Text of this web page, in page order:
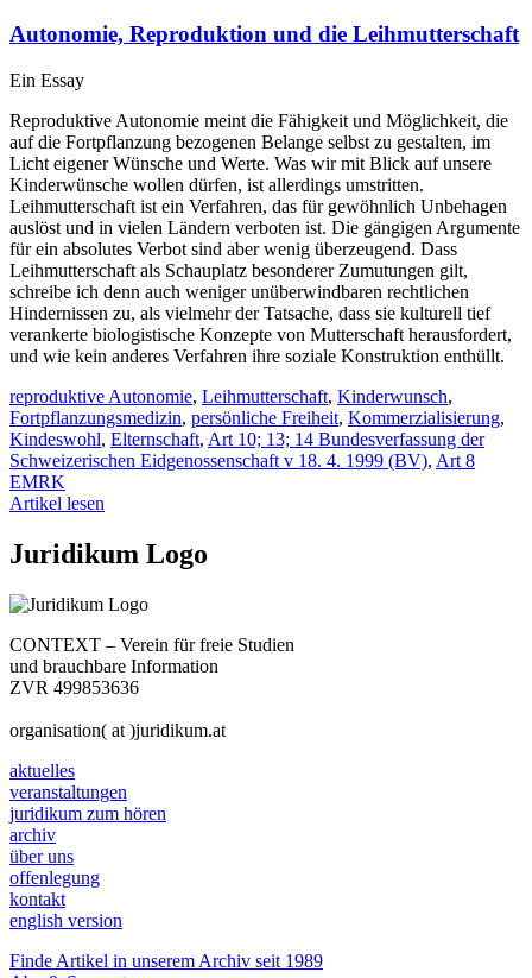
Autonomie, Reproduktion und die Leihmutterschaft
Ein Essay
Reproduktive Autonomie meint die Fähigkeit und Möglichkeit, die
auf die Fortpflanzung bezogenen Belange selbst zu gestalten, im
Licht eigener Wünsche und Werte. Was wir mit Blick auf unsere
Kinderwünsche wollen dürfen, ist allerdings umstritten.
Leihmutterschaft ist ein Verfahren, das für gewöhnlich Unbehagen
auslöst und in vielen Ländern verboten ist. Die gängigen Argumente
für ein absolutes Verbot sind aber wenig überzeugend. Dass
Leihmutterschaft als Schauplatz besonderer Zumutungen gilt,
schreibe ich denn auch weniger unüberwindbaren rechtlichen
Hindernissen zu, als vielmehr der Tatsache, dass sie kulturell tief
verankerte biologistische Konzepte von Mutterschaft herausfordert,
und wie kein anderes Verfahren ihre soziale Konstruktion enthüllt.
reproduktive Autonomie, Leihmutterschaft, Kinderwunsch,
Fortpflanzungsmedizin, persönliche Freiheit, Kommerzialisierung,
Kindeswohl, Elternschaft, Art 10; 13; 14 Bundesverfassung der
Schweizerischen Eidgenossenschaft v 18. 4. 1999 (BV), Art 8
EMRK
Artikel lesen
Juridikum Logo
CONTEXT – Verein für freie Studien
und brauchbare Information
ZVR 499853636
organisation( at )juridikum.at
aktuelles
veranstaltungen
juridikum zum hören
archiv
über uns
offenlegung
kontakt
english version
Finde Artikel in unserem Archiv seit 1989